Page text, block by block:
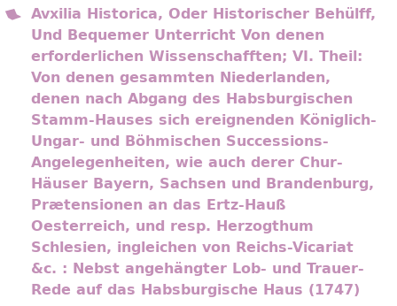
Avxilia Historica, Oder Historischer Behülff,
Und Bequemer Unterricht Von denen
erforderlichen Wissenschafften; VI. Theil:
Von denen gesammten Niederlanden,
denen nach Abgang des Habsburgischen
Stamm-Hauses sich ereignenden Königlich-
Ungar- und Böhmischen Successions-
Angelegenheiten, wie auch derer Chur-
Häuser Bayern, Sachsen und Brandenburg,
Prætensionen an das Ertz-Hauß
Oesterreich, und resp. Herzogthum
Schlesien, ingleichen von Reichs-Vicariat
&c. : Nebst angehängter Lob- und Trauer-
Rede auf das Habsburgische Haus (1747)